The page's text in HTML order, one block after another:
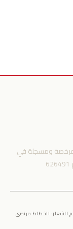
مرخصة ومسجلة في
الشعار: الخطاط مرتضى